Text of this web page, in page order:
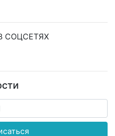
СОЦСЕТЯХ